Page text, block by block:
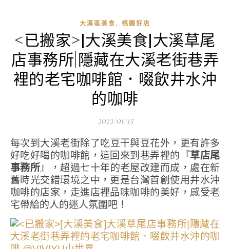
大溪區美食 , 桃園好店
<已搬家>[大溪美食]大溪草尾
店事務所|隱藏在大溪老街巷弄
裡的老宅咖啡館．啜飲井水沖
的咖啡
2023/01/15
每次到大溪老街除了吃豆干與豆花外，更有許多
好吃好喝的咖啡館，這回來到巷弄裡的『草店尾
事務所』，超過七十年的老屋改建而成，處在新
舊時光交錯環境之中，更是台灣首創使用井水沖
咖啡的店家，走進店裡品味咖啡的美好，感受老
宅帶給的人的迷人氛圍吧！